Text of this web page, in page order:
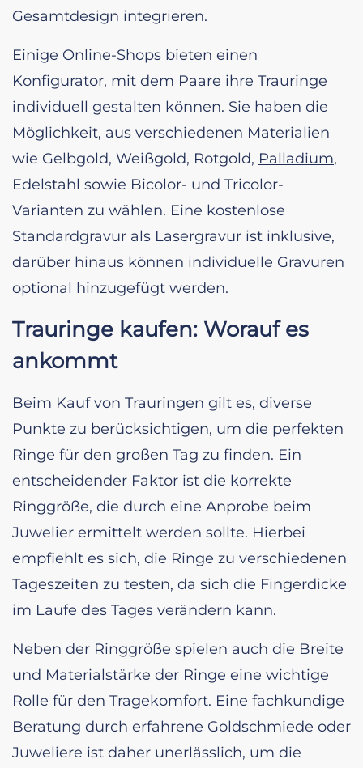
Gesamtdesign integrieren.
Einige Online-Shops bieten einen
Konfigurator, mit dem Paare ihre Trauringe
individuell gestalten können. Sie haben die
Möglichkeit, aus verschiedenen Materialien
wie Gelbgold, Weißgold, Rotgold, Palladium,
Edelstahl sowie Bicolor- und Tricolor-
Varianten zu wählen. Eine kostenlose
Standardgravur als Lasergravur ist inklusive,
darüber hinaus können individuelle Gravuren
optional hinzugefügt werden.
Trauringe kaufen: Worauf es
ankommt
Beim Kauf von Trauringen gilt es, diverse
Punkte zu berücksichtigen, um die perfekten
Ringe für den großen Tag zu finden. Ein
entscheidender Faktor ist die korrekte
Ringgröße, die durch eine Anprobe beim
Juwelier ermittelt werden sollte. Hierbei
empfiehlt es sich, die Ringe zu verschiedenen
Tageszeiten zu testen, da sich die Fingerdicke
im Laufe des Tages verändern kann.
Neben der Ringgröße spielen auch die Breite
und Materialstärke der Ringe eine wichtige
Rolle für den Tragekomfort. Eine fachkundige
Beratung durch erfahrene Goldschmiede oder
Juweliere ist daher unerlässlich, um die